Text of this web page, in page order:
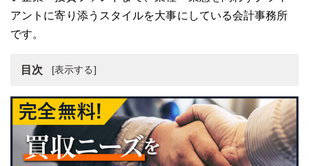
アントに寄り添うスタイルを大事にしている会計事務所
です。
目次
ミライズ会計事務所とは
ミライズ会計事務所の強み・魅力
まとめ